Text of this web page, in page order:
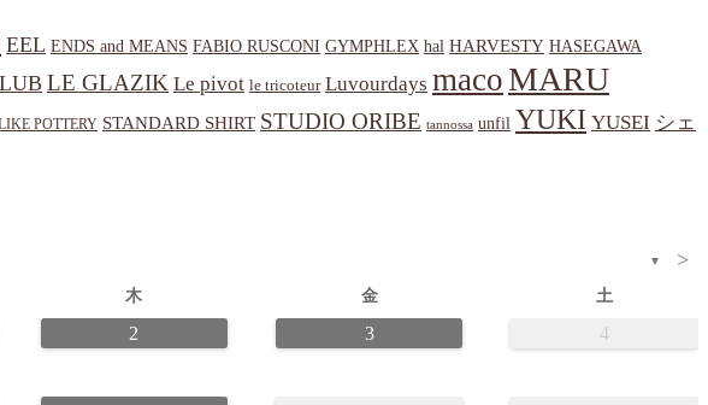
EEL ENDS and MEANS FABIO RUSCONI GYMPHLEX hal HARVESTY HASEGAWA
LE GLAZIK Le pivot le tricoteur Luvourdays macoMARU
POTTERY STANDARD SHIRT STUDIO ORIBE tannossa unfil YUKI YUSEI シェ
▼ >
木 金 土
2 3 4